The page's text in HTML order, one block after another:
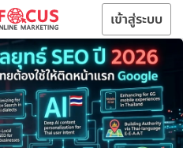
เข้าสู่ระบบ